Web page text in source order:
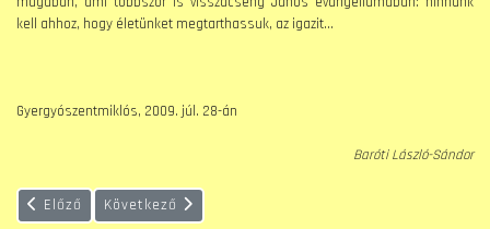
kell ahhoz, hogy életünket megtarthassuk, az igazit…
Gyergyószentmiklós, 2009. júl. 28-án
Baróti László-Sándor
Előző cikk: Évközi 19. vasárnap (B év)
Előző Következő cikk: Évközi 17. vasárnap (B év)
Következő